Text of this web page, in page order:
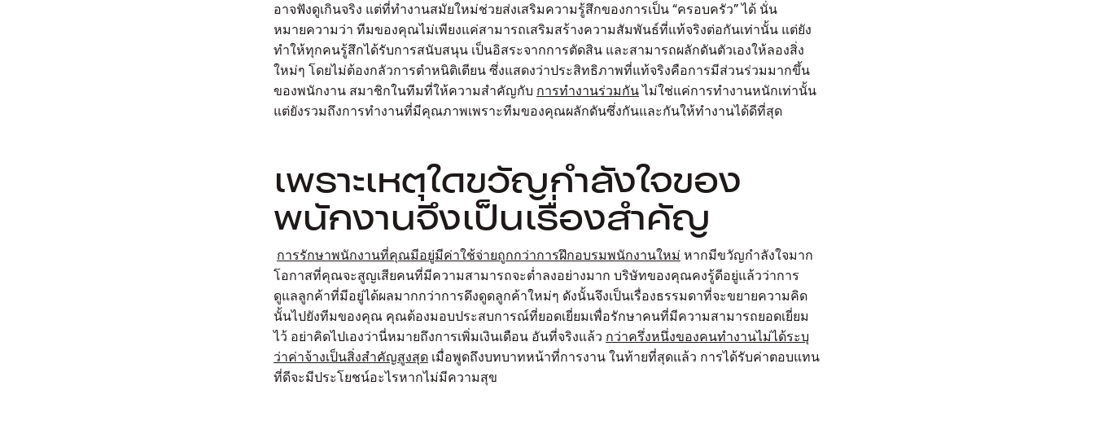
อาจฟังดูเกินจริง แต่ที่ทำงานสมัยใหม่ช่วยส่งเสริมความรู้สึกของการเป็น “ครอบครัว” ได้ นั่น
หมายความว่า ทีมของคุณไม่เพียงแค่สามารถเสริมสร้างความสัมพันธ์ที่แท้จริงต่อกันเท่านั้น แต่ยัง
ทำให้ทุกคนรู้สึกได้รับการสนับสนุน เป็นอิสระจากการตัดสิน และสามารถผลักดันตัวเองให้ลองสิ่ง
ใหม่ๆ โดยไม่ต้องกลัวการตำหนิติเตียน ซึ่งแสดงว่าประสิทธิภาพที่แท้จริงคือการมีส่วนร่วมมากขึ้น
ของพนักงาน สมาชิกในทีมที่ให้ความสำคัญกับ การทำงานร่วมกันไม่ใช่แค่การทำงานหนักเท่านั้น
แต่ยังรวมถึงการทำงานที่มีคุณภาพเพราะทีมของคุณผลักดันซึ่งกันและกันให้ทำงานได้ดีที่สุด
เพราะเหตุใดขวัญกำลังใจของ
พนักงานจึงเป็นเรื่องสำคัญ
การรักษาพนักงานที่คุณมีอยู่มีค่าใช้จ่ายถูกกว่าการฝึกอบรมพนักงานใหม่ หากมีขวัญกำลังใจมาก
โอกาสที่คุณจะสูญเสียคนที่มีความสามารถจะต่ำลงอย่างมาก บริษัทของคุณคงรู้ดีอยู่แล้วว่าการ
ดูแลลูกค้าที่มีอยู่ได้ผลมากกว่าการดึงดูดลูกค้าใหม่ๆ ดังนั้นจึงเป็นเรื่องธรรมดาที่จะขยายความคิด
นั้นไปยังทีมของคุณ คุณต้องมอบประสบการณ์ที่ยอดเยี่ยมเพื่อรักษาคนที่มีความสามารถยอดเยี่ยม
ไว้ อย่าคิดไปเองว่านี่หมายถึงการเพิ่มเงินเดือน อันที่จริงแล้ว กว่าครึ่งหนึ่งของคนทำงานไม่ได้ระบุ
ว่าค่าจ้างเป็นสิ่งสำคัญสูงสุด เมื่อพูดถึงบทบาทหน้าที่การงาน ในท้ายที่สุดแล้ว การได้รับค่าตอบแทน
ที่ดีจะมีประโยชน์อะไรหากไม่มีความสุข